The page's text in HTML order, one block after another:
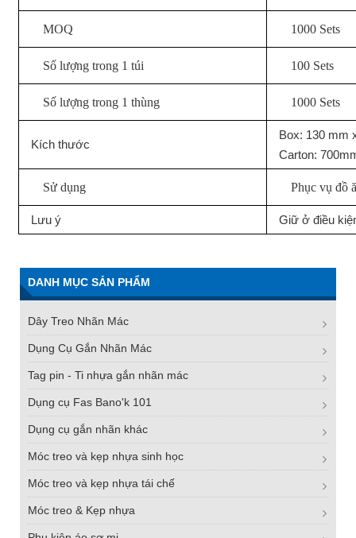
MOQ 1000 Sets
Số lượng trong 1 túi 100 Sets
Số lượng trong 1 thùng 1000 Sets
Kích thước
Box: 130 mm
Carton:
Sử dụng Phục vụ đồ
Lưu ý Giữ ở điều
DANH MỤC SẢN PHẨM
Dây Treo Nhãn Mác
Dụng Cụ Gắn Nhãn Mác
Tag pin - Ti nhựa gắn nhãn mác
Dụng cụ Fas Bano'k 101
Dụng cụ gắn nhãn khác
Móc treo và kẹp nhựa sinh học
Móc treo và kẹp nhựa tái chế
Móc treo & Kẹp nhựa